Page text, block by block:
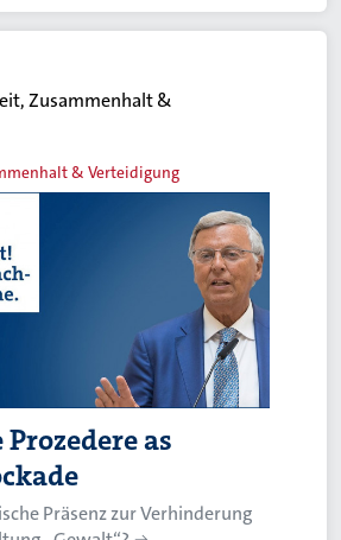
Zusammenhalt &
& Verteidigung
as
Präsenz zur Verhinderung